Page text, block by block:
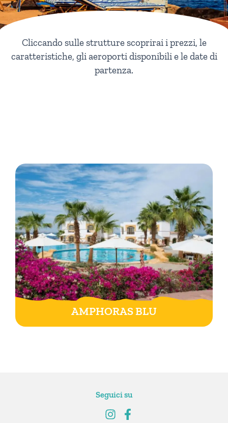
Cliccando sulle strutture scoprirai i prezzi, le
caratteristiche, gli aeroporti disponibili e le date di
partenza.
AMPHORAS BLU
Seguici su